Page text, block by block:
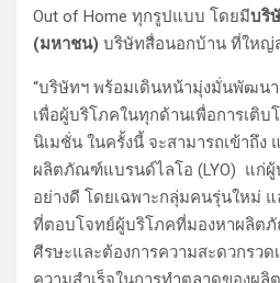
Out of Home ทุกรูปแบบ โดยมีบริ
(มหาชน) บริษัทสื่อนอกบ้าน ที่ใหญ่
“บริษัทฯ พร้อมเดินหน้ามุ่งมั่นพัฒน
เพื่อผู้บริโภคในทุกด้านเพื่อการเติ
นิเมชั่น ในครั้งนี้ จะสามารถเข้าถึง
ผลิตภัณฑ์แบรนด์ไลโอ (LYO) แก่
อย่างดี โดยเฉพาะกลุ่มคนรุ่นใหม่ แ
ที่ตอบโจทย์ผู้บริโภคที่มองหาผลิต
ศีรษะและต้องการความสะดวกรวด